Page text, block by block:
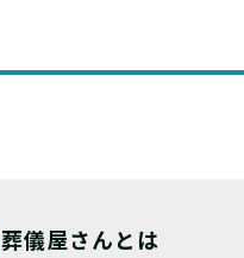
葬儀屋さんとは